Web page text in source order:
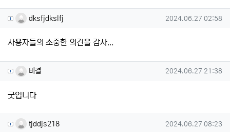
dksfjdkslfj님의 댓글
dksfjdkslfj 작성일
2024.06.27 02:58
사용자들의 소중한 의견을 감사...
비결님의 댓글
비결 작성일
2024.06.27 21:38
굿입니다
tjddjs218님의 댓글
tjddjs218 작성일
2024.06.27 08:23